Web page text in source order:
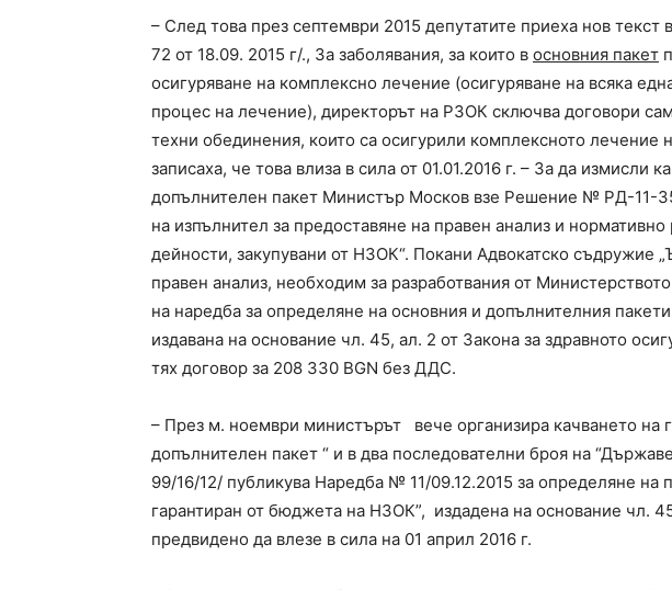
– След това през септември 2015 депутатите приеха нов
72 от 18.09. 2015 г/., За заболявания, за които в основния пакет
осигуряване на комплексно лечение (осигуряване на всяка
процес на лечение), директорът на РЗОК сключва договори
техни обединения, които са осигурили комплексното лечение
записаха, че това влиза в сила от 01.01.2016 г. – За да измисли
допълнителен пакет Министър Москов взе Решение № РД-11-
на изпълнител за предоставяне на правен анализ и
дейности, закупувани от НЗОК“. Покани Адвокатско съдружие
правен анализ, необходим за разработвания от
на наредба за определяне на основния и допълнителния
издавана на основание чл. 45, ал. 2 от Закона за здравното
тях договор за 208 330 BGN без ДДС.
– През м. ноември министърът вече организира качването на
допълнителен пакет “ и в два последователни броя на
99/16/12/ публикува Наредба № 11/09.12.2015 за определяне на
гарантиран от бюджета на НЗОК”, издадена на основание чл.
предвидено да влезе в сила на 01 април 2016 г.